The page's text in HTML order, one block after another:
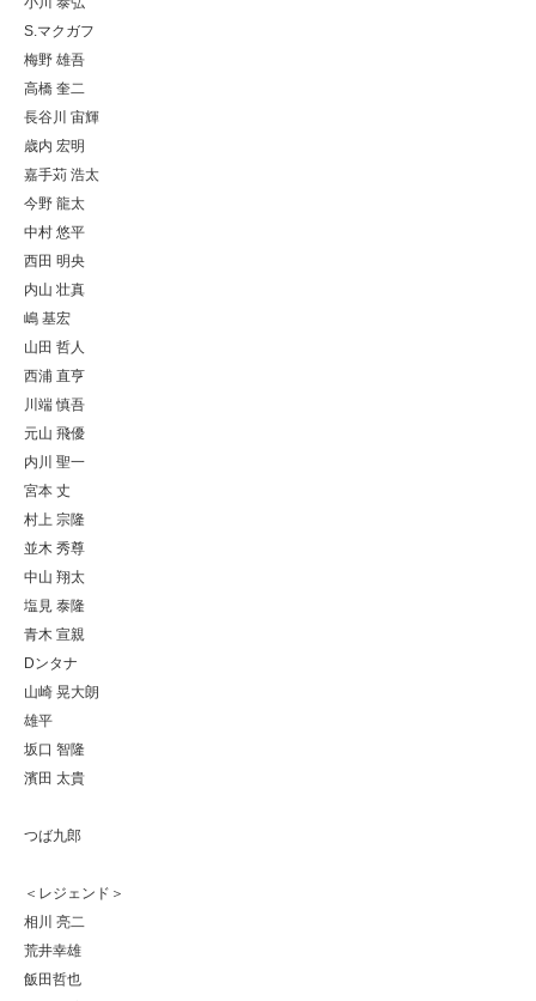
S.マクガフ
梅野 雄吾
高橋 奎二
長谷川 宙輝
歳内 宏明
嘉手苅 浩太
今野 龍太
中村 悠平
西田 明央
内山 壮真
嶋 基宏
山田 哲人
西浦 直亨
川端 慎吾
元山 飛優
内川 聖一
宮本 丈
村上 宗隆
並木 秀尊
中山 翔太
塩見 泰隆
青木 宣親
Dンタナ
山崎 晃大朗
雄平
坂口 智隆
濱田 太貴
つば九郎
＜レジェンド＞
相川 亮二
荒井幸雄
飯田哲也